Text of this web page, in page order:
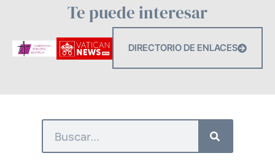
Te puede interesar
DIRECTORIO DE ENLACES